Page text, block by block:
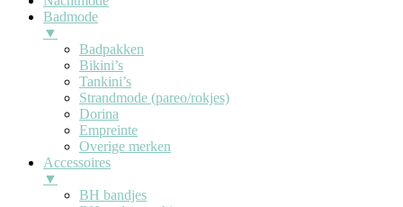
Badmode
▼
Badpakken
Bikini’s
Tankini’s
Strandmode (pareo/rokjes)
Dorina
Empreinte
Overige merken
Accessoires
▼
BH bandjes